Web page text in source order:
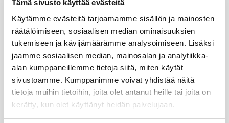
Tämä sivusto käyttää evästeitä
Käytämme evästeitä tarjoamamme sisällön ja mainosten
räätälöimiseen, sosiaalisen median ominaisuuksien
tukemiseen ja kävijämäärämme analysoimiseen. Lisäksi
jaamme sosiaalisen median, mainosalan ja analytiikka-
alan kumppaneillemme tietoja siitä, miten käytät
sivustoamme. Kumppanimme voivat yhdistää näitä
tietoja muihin tietoihin, joita olet antanut heille tai joita on
kerätty, kun olet käyttänyt heidän palvelujaan.
3.8.2026 harrastukset
Mänt­sä­län kun­ta ha­lu­aa tu­kea mänt­sä­lä­läi­
siä lap­sia ja nuo­ria har­ras­tuss­ti­pen­dil­lä.
Syksyn 2026 harrastusstipendien hakuaika on alkanut